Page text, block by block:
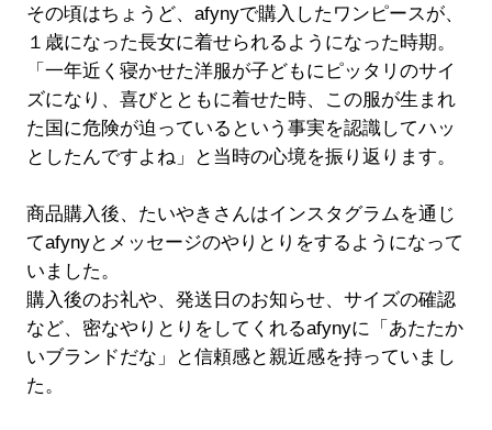
その頃はちょうど、afynyで購入したワンピースが、
１歳になった長女に着せられるようになった時期。
「一年近く寝かせた洋服が子どもにピッタリのサイ
ズになり、喜びとともに着せた時、この服が生まれ
た国に危険が迫っているという事実を認識してハッ
としたんですよね」と当時の心境を振り返ります。
商品購入後、たいやきさんはインスタグラムを通じ
てafynyとメッセージのやりとりをするようになって
いました。
購入後のお礼や、発送日のお知らせ、サイズの確認
など、密なやりとりをしてくれるafynyに「あたたか
いブランドだな」と信頼感と親近感を持っていまし
た。